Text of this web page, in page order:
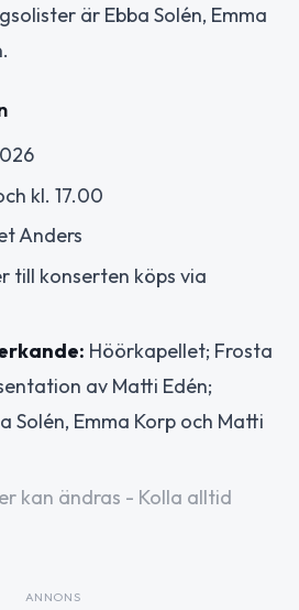
är Ebba Solén, Emma
kl. 17.00
Anders
till konserten köps via
Höörkapellet; Frosta
av Matti Edén;
Solén, Emma Korp och Matti
kan ändras - Kolla alltid
ANNONS